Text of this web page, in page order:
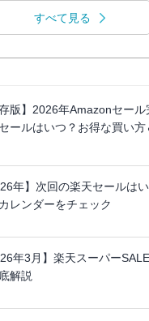
すべて見る
存版】2026年Amazonセール
ールはいつ？お得な買い方
年】次回の楽天セールは
レンダーをチェック
年3月】楽天スーパー
解説